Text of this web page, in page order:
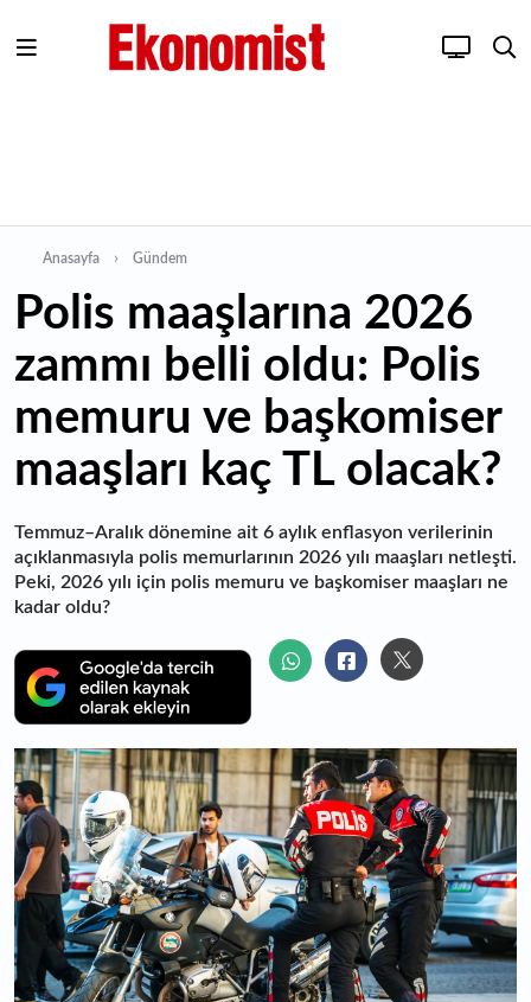
Anasayfa Gündem
Polis maaşlarına 2026
zammı belli oldu: Polis
memuru ve başkomiser
maaşları kaç TL olacak?
Temmuz–Aralık dönemine ait 6 aylık enflasyon verilerinin
açıklanmasıyla polis memurlarının 2026 yılı maaşları netleşti.
Peki, 2026 yılı için polis memuru ve başkomiser maaşları ne
kadar oldu?